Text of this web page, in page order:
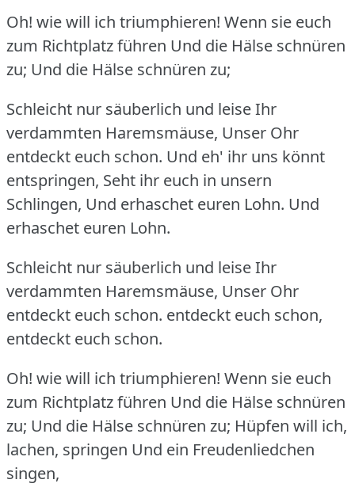
Oh! wie will ich triumphieren! Wenn sie euch
zum Richtplatz führen Und die Hälse schnüren
zu; Und die Hälse schnüren zu;
Schleicht nur säuberlich und leise Ihr
verdammten Haremsmäuse, Unser Ohr
entdeckt euch schon. Und eh' ihr uns könnt
entspringen, Seht ihr euch in unsern
Schlingen, Und erhaschet euren Lohn. Und
erhaschet euren Lohn.
Schleicht nur säuberlich und leise Ihr
verdammten Haremsmäuse, Unser Ohr
entdeckt euch schon. entdeckt euch schon,
entdeckt euch schon.
Oh! wie will ich triumphieren! Wenn sie euch
zum Richtplatz führen Und die Hälse schnüren
zu; Und die Hälse schnüren zu; Hüpfen will ich,
lachen, springen Und ein Freudenliedchen
singen,